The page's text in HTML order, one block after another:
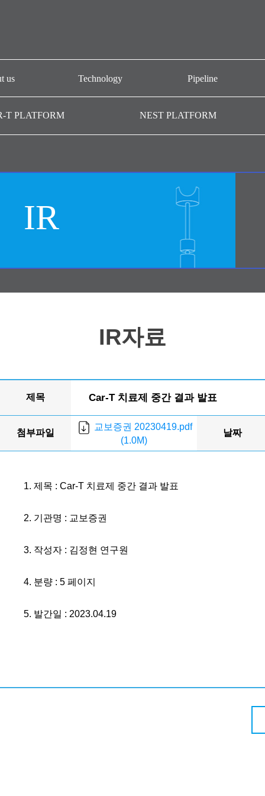
us
관
Technology Pipeline
AM201
AM105
T PLATFORM NEST PLATFORM
IR
IR자료
제목 Car-T 치료제 중간 결과 발표
첨부파일
교보증권 20230419.pdf
(1.0M)
날짜
1. 제목 : Car-T 치료제 중간 결과 발표
2. 기관명 : 교보증권
3. 작성자 : 김정현 연구원
4. 분량 : 5 페이지
5. 발간일 : 2023.04.19